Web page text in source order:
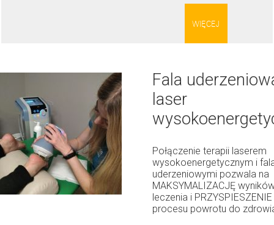
WIĘCEJ
Fala
laser
Połączenie terapii laserem
wysokoenergetycznym i
uderzeniowymi pozwala na
MAKSYMALIZACJĘ
leczenia i PRZYSPIESZENIE
procesu powrotu do